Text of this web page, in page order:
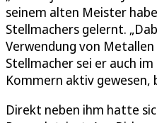
seinem alten Meister
Stellmachers gelernt.
Verwendung von
Stellmacher sei er auch
Kommern aktiv gewesen,
Direkt neben ihm hatte